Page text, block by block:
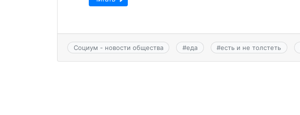
Социум - новости общества #еда #есть и не толстеть